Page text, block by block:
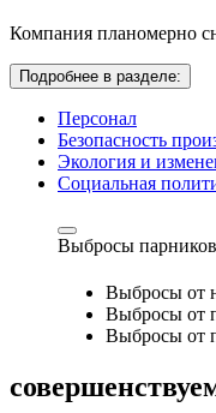
Компания планомерно
Подробнее в разделе:
Персонал
Безопасность
Экология и
Социальная
Выбросы
Выбросы от
Выбросы от
Выбросы от